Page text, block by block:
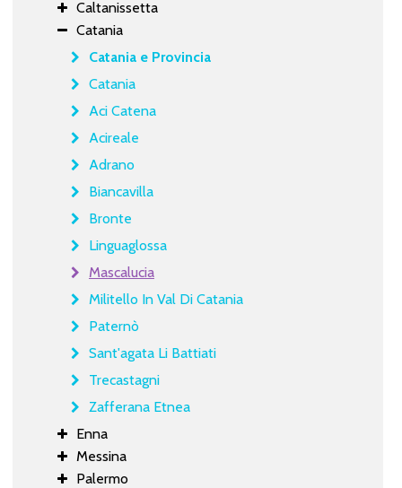
Caltanissetta
Catania
Catania e Provincia
Catania
Aci Catena
Acireale
Adrano
Biancavilla
Bronte
Linguaglossa
Mascalucia
Militello In Val Di Catania
Paternò
Sant'agata Li Battiati
Trecastagni
Zafferana Etnea
Enna
Messina
Palermo